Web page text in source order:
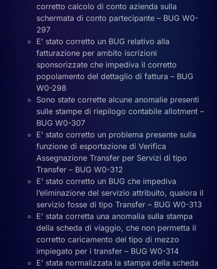
corretto calcolo di conto azienda sulla
schermata di conto partecipante – BUG W0-
297
E’ stato corretto un BUG relativo alla
fatturazione per ambito iscrizioni
sponsorizzate che impediva il corretto
popolamento del dettaglio di fattura – BUG
W0-298
Sono state corrette alcune anomalie presenti
sulle stampe di riepilogo contabile allotment –
BUG W0-307
E’ stato corretto un problema presente sulla
funzione di esportazione di Verifica
Assegnazione Transfer per Servizi di tipo
Transfer – BUG W0-312
E’ stato corretto un BUG che impediva
l’eliminazione del servizio attribuito, qualora il
servizio fosse di tipo Transfer – BUG W0-313
E’ stata corretta una anomalia sulla stampa
della scheda di viaggio, che non permetta il
corretto caricamento del tipo di mezzo
impiegato per i transfer – BUG W0-314
E’ stata normalizzata la stampa della scheda